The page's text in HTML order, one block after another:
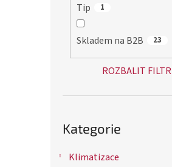
Tip 1
Skladem na B2B 23
ROZBALIT FILTR
kategorie
Kategorie
Klimatizace